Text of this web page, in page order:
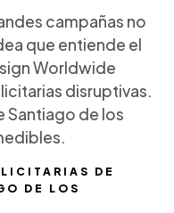
DE
DE LOS
campañas no
que entiende el
Worldwide
disruptivas.
Santiago de los